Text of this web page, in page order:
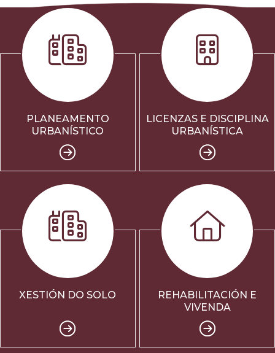
PLANEAMENTO
URBANÍSTICO
LICENZAS E DISCIPLINA
URBANÍSTICA
XESTIÓN DO SOLO
REHABILITACIÓN E
VIVENDA